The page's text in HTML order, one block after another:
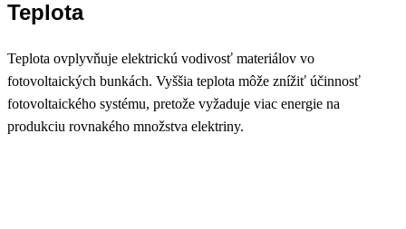
Teplota
Teplota ovplyvňuje elektrickú vodivosť materiálov vo
fotovoltaických bunkách. Vyššia teplota môže znížiť účinnosť
fotovoltaického systému, pretože vyžaduje viac energie na
produkciu rovnakého množstva elektriny.